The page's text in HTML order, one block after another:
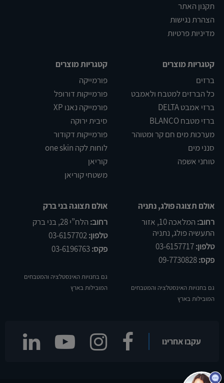
תקנון האתר
הצהרת נגישות
מדיניות פרטיות
קטגריות מוצרים
ברזים
כל הברזים למטבח ולאמבט
ברזי אמבט DELTA
ברזי מטבח BLANCO
מערכות מים חם קר ומטוהר
סנני מים
טוחני אשפה
קטגריות מוצרים
פורמייקה
פורמייקות דורופל
פורמייקה נאנו XP
סיבית ירוקה
פורמייקות דקודור
לוחות לקה one skin
קוריאן
משטחי קוריאן
אולם תצוגה פולג, נתניה
רחוב:
המלאכה 10, אזור
התעשיה פולג, נתניה
טלפון:03-6157717
פקס:
גם בחנויות האינסטלציה והמטבחים
המובילות בארץ
אולם תצוגה בני ברק
רחוב: הלח”י 28, בני ברק
טלפון:03-6157702
פקס:
גם בחנויות האינסטלציה והמטבחים
המובילות בארץ
עקבו אחרינו
צריך עזרה? התחל